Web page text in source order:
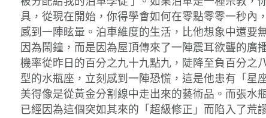
具，從現在開始，你得學會如何在零點零零一秒內
感到一陣眩暈。泊車維度的生活，比他想象中還要
因為鬧鐘，而是因為屋頂傳來了一陣震耳欲聾的
機率從昨日的百分之九十九點九，陡降至負百分之
型的水瓶座，立刻感到一陣恐慌，這是他患有「星
美得像是從黃金分割線中走出來的藝術品。而張水
已經因為這個突如其來的「超級修正」而陷入了荒